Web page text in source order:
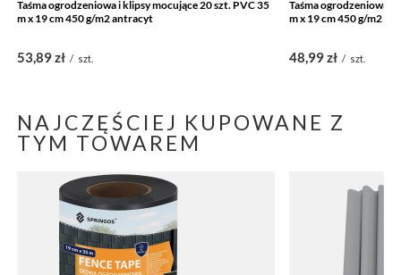
Taśma ogrodzeniowa i klipsy mocujące 20 szt. PVC 35
m x 19 cm 450 g/m2 antracyt
53,89 zł / szt.
Taśma ogrodzeniowa i
m x 19 cm 450 g/m2
48,99 zł / szt.
NAJCZĘŚCIEJ KUPOWANE Z
TYM TOWAREM